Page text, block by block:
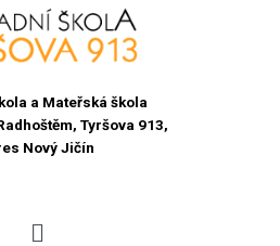
a Mateřská škola
Tyršova 913,
Nový Jičín